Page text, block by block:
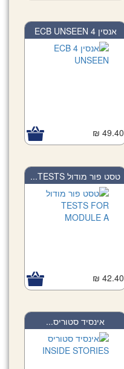
אנסין 4 ECB UNSEEN
49.40 ₪
טסט פור מודול TESTS...
42.40 ₪
אינסיד סטוריס...